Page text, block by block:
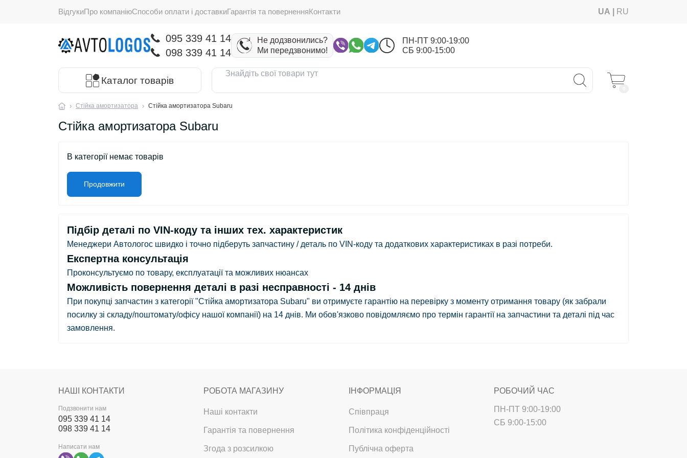
ВідгукиПро компаніюСпособи оплати і доставкиГарантія та поверненняКонтакти UA RU
095 339 41 14
098 339 41 14
Не додзвонились?
Ми передзвонимо!
ПН-ПТ 9:00-19:00
СБ 9:00-15:00
Каталог товарів
Стійка амортизатора Стійка амортизатора Subaru
Стійка амортизатора Subaru
В категорії немає товарів
Продовжити
Підбір деталі по VIN-коду та інших тех. характеристик
Менеджери Автологос швидко і точно підберуть запчастину / деталь по VIN-коду та додаткових характеристиках в разі потреби.
Експертна консультація
Проконсультуємо по товару, експлуатації та можливих нюансах
Можливість повернення деталі в разі несправності - 14 днів
При покупці запчастин з категорії "Стійка амортизатора Subaru" ви отримуєте гарантію на перевірку з моменту отримання товару (як забрали
посилку зі складу/поштомату/офісу нашої компанії) на 14 днів. Ми обов'язково повідомляємо про термін гарантії на запчастини та деталі під час
замовлення.
НАШІ КОНТАКТИ
Подзвонити нам
095 339 41 14
098 339 41 14
Написати нам
РОБОТА МАГАЗИНУ
Наші контакти
Гарантія та повернення
Згода з розсилкою
ІНФОРМАЦІЯ
Співпраця
Політика конфіденційності
Публічна оферта
РОБОЧИЙ ЧАС
ПН-ПТ 9:00-19:00
СБ 9:00-15:00